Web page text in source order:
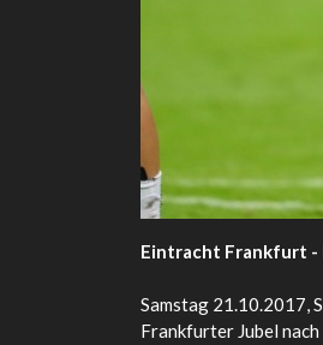
Eintracht Frankfurt -
Samstag 21.10.2017,
Frankfurter Jubel nach